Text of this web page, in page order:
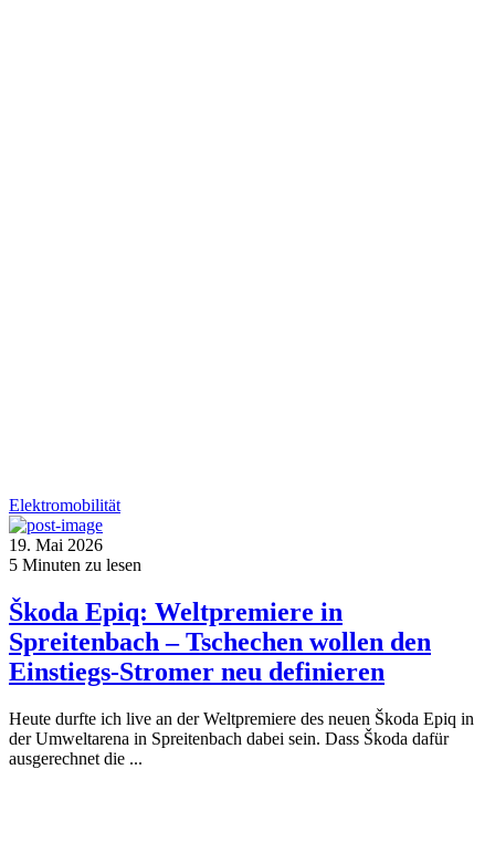
Elektromobilität
19. Mai 2026
5 Minuten zu lesen
Škoda Epiq: Weltpremiere in
Spreitenbach – Tschechen wollen den
Einstiegs-Stromer neu definieren
Heute durfte ich live an der Weltpremiere des neuen Škoda Epiq in
der Umweltarena in Spreitenbach dabei sein. Dass Škoda dafür
ausgerechnet die ...